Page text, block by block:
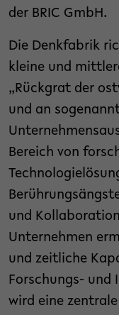
der BRIC GmbH.
Die Denkfabrik
kleine und
„Rückgrat der
und an
Bereich von
und
Unternehmen
und zeitliche
Forschungs- und
wird eine